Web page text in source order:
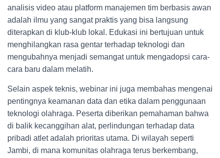
analisis video atau platform manajemen tim berbasis awan
adalah ilmu yang sangat praktis yang bisa langsung
diterapkan di klub-klub lokal. Edukasi ini bertujuan untuk
menghilangkan rasa gentar terhadap teknologi dan
mengubahnya menjadi semangat untuk mengadopsi cara-
cara baru dalam melatih.
Selain aspek teknis, webinar ini juga membahas mengenai
pentingnya keamanan data dan etika dalam penggunaan
teknologi olahraga. Peserta diberikan pemahaman bahwa
di balik kecanggihan alat, perlindungan terhadap data
pribadi atlet adalah prioritas utama. Di wilayah seperti
Jambi, di mana komunitas olahraga terus berkembang,